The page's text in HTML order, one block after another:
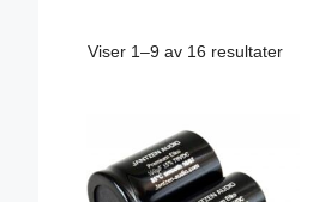
Viser 1–9 av 16 resultaterSortert